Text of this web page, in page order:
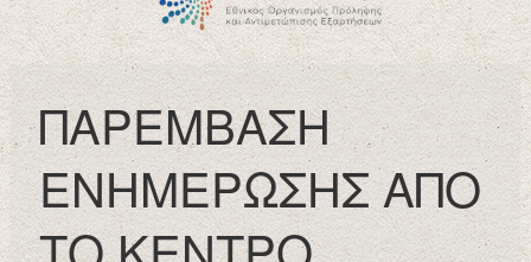
ΠΑΡΕΜΒΑΣΗ
ΕΝΗΜΕΡΩΣΗΣ ΑΠΟ